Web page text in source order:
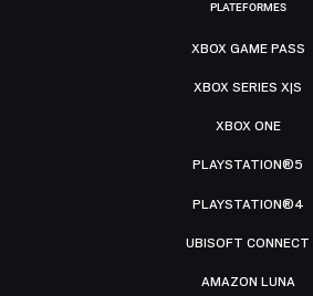
PLATEFORMES
XBOX GAME PASS
XBOX SERIES X|S
XBOX ONE
PLAYSTATION®5
PLAYSTATION®4
UBISOFT CONNECT
AMAZON LUNA